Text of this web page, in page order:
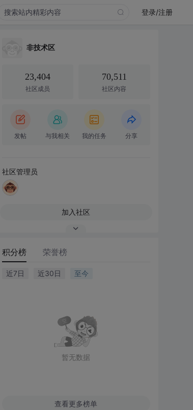
登录/注册
非技术区
23,404
社区成员
70,511
社区内容
发帖 与我相关 我的任务 分享
社区管理员
加入社区
积分榜 荣誉榜
近7日 近30日 至今
暂无数据
查看更多榜单